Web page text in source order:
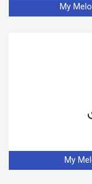
My
My